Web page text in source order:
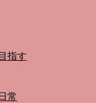
指す
常